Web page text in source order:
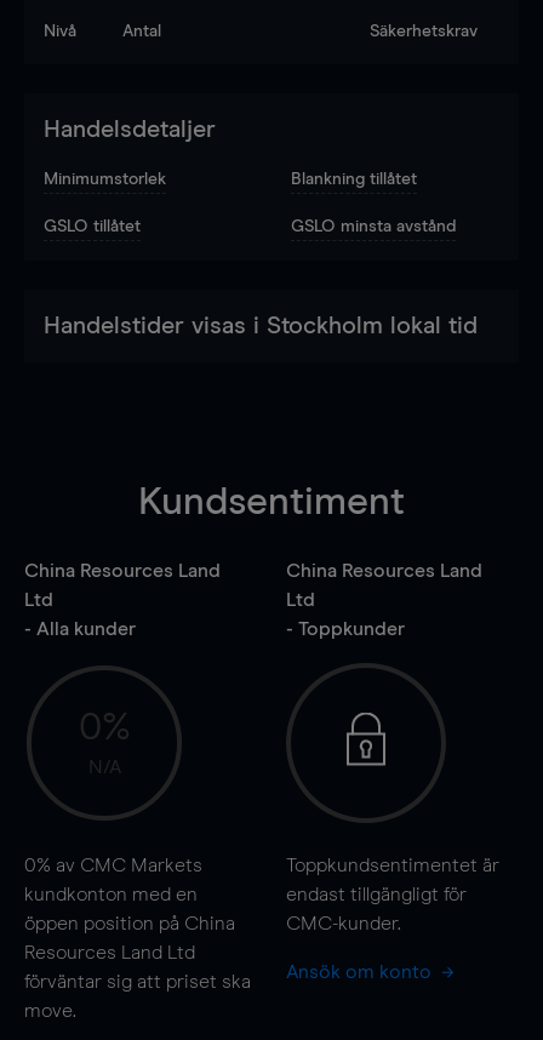
Nivå Antal Säkerhetskrav
Handelsdetaljer
Minimumstorlek Blankning tillåtet
GSLO tillåtet GSLO minsta avstånd
Handelstider visas i Stockholm lokal tid
Kundsentiment
China Resources Land
Ltd
- Alla kunder
0%
N/A
0% av CMC Markets
kundkonton med en
öppen position på China
Resources Land Ltd
förväntar sig att priset ska
move.
China Resources Land
Ltd
- Toppkunder
Toppkundsentimentet är
endast tillgängligt för
CMC-kunder.
Ansök om konto